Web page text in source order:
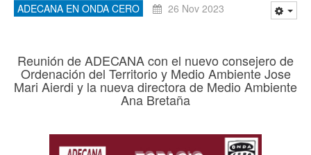
ADECANA EN ONDA CERO 26 Nov 2023
Reunión de ADECANA con el nuevo consejero de
Ordenación del Territorio y Medio Ambiente Jose
Mari Aierdi y la nueva directora de Medio Ambiente
Ana Bretaña